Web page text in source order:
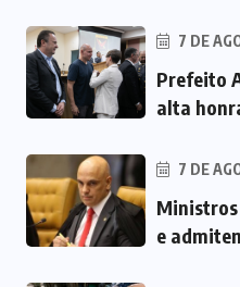
7 DE
Prefeito
alta
7 DE
e